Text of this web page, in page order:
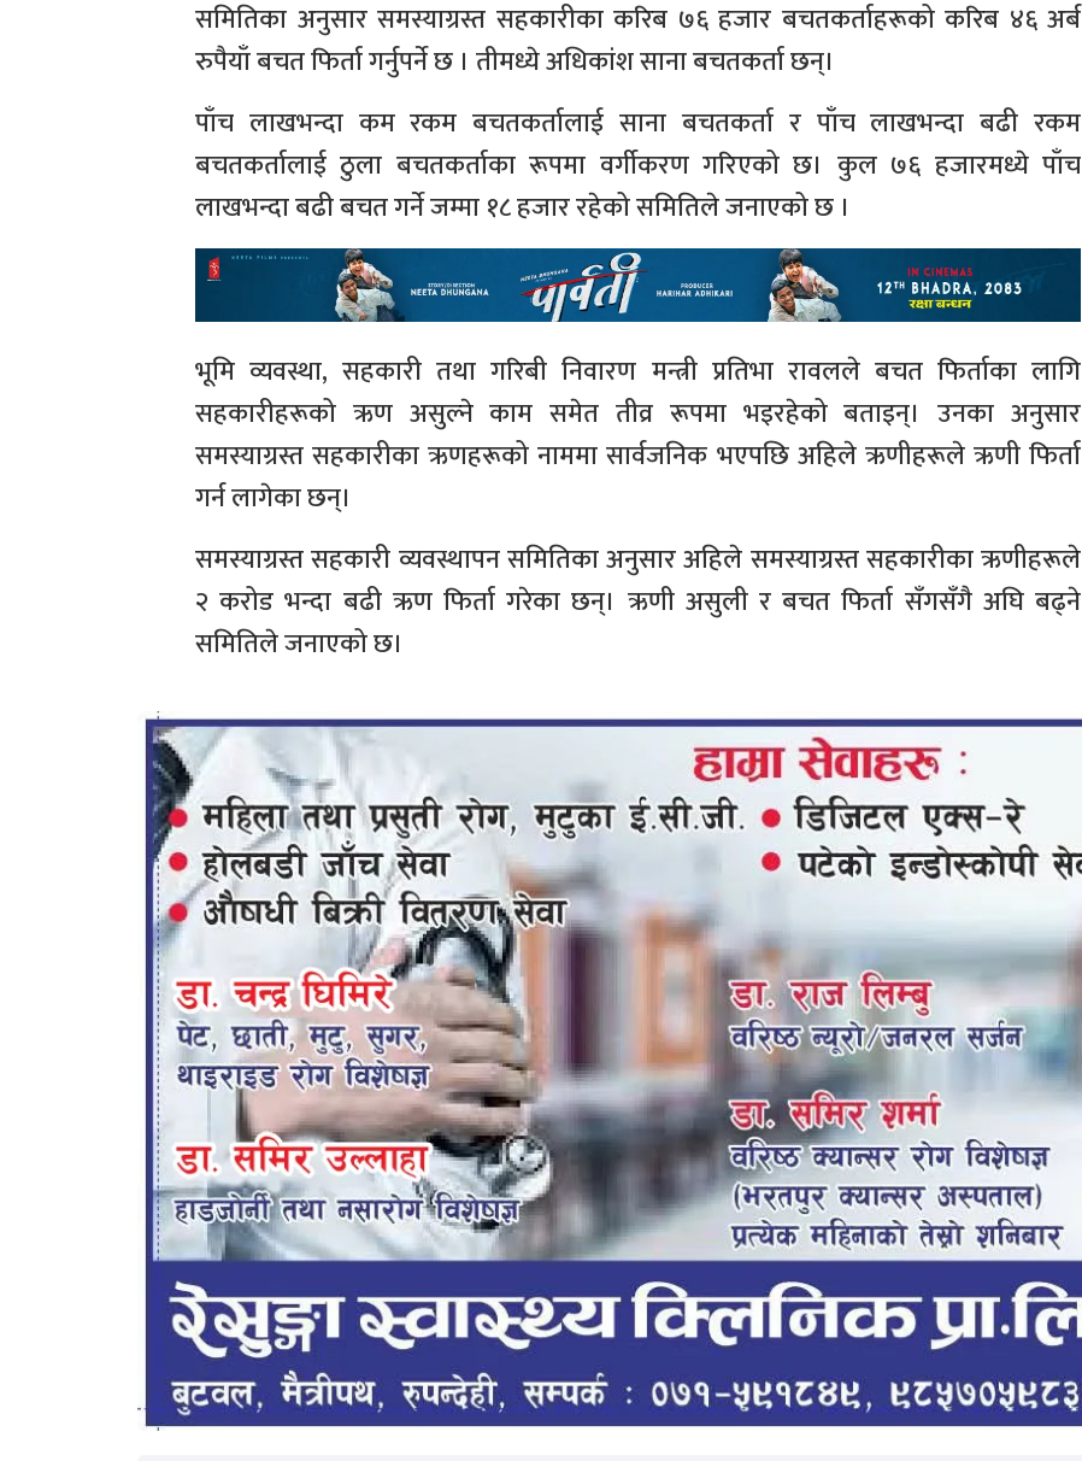
समितिका अनुसार समस्याग्रस्त सहकारीका करिब ७६ हजार बचतकर्ताहरूको करिब ४६ अर्ब
रुपैयाँ बचत फिर्ता गर्नुपर्ने छ । तीमध्ये अधिकांश साना बचतकर्ता छन्।
पाँच लाखभन्दा कम रकम बचतकर्तालाई साना बचतकर्ता र पाँच लाखभन्दा बढी रकम
बचतकर्तालाई ठुला बचतकर्ताका रूपमा वर्गीकरण गरिएको छ। कुल ७६ हजारमध्ये पाँच
लाखभन्दा बढी बचत गर्ने जम्मा १८ हजार रहेको समितिले जनाएको छ ।
भूमि व्यवस्था, सहकारी तथा गरिबी निवारण मन्त्री प्रतिभा रावलले बचत फिर्ताका लागि
सहकारीहरूको ऋण असुल्ने काम समेत तीव्र रूपमा भइरहेको बताइन्। उनका अनुसार
समस्याग्रस्त सहकारीका ऋणहरूको नाममा सार्वजनिक भएपछि अहिले ऋणीहरूले ऋणी फिर्ता
गर्न लागेका छन्।
समस्याग्रस्त सहकारी व्यवस्थापन समितिका अनुसार अहिले समस्याग्रस्त सहकारीका ऋणीहरूले
२ करोड भन्दा बढी ऋण फिर्ता गरेका छन्। ऋणी असुली र बचत फिर्ता सँगसँगै अघि बढ्ने
समितिले जनाएको छ।